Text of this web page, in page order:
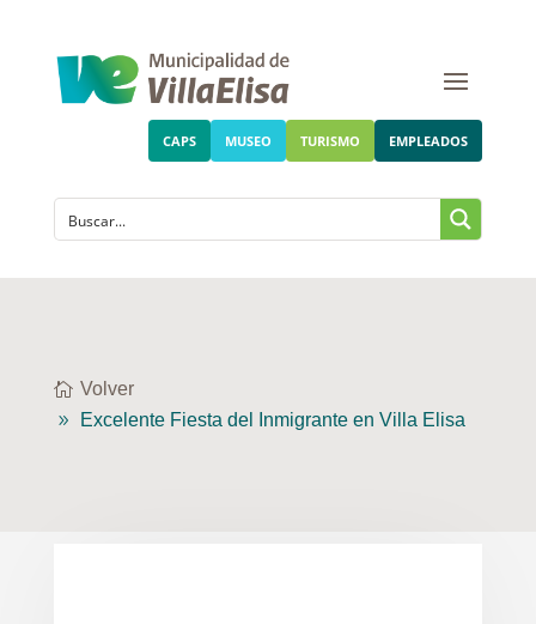
CAPS MUSEO TURISMO EMPLEADOS
Volver
Excelente Fiesta del Inmigrante en Villa Elisa